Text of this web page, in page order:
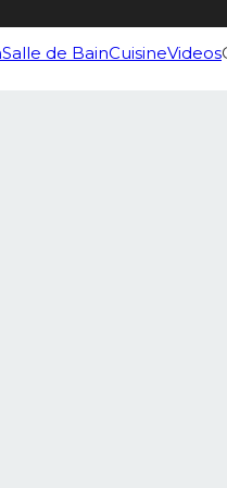
Salle de BainCuisineVideos